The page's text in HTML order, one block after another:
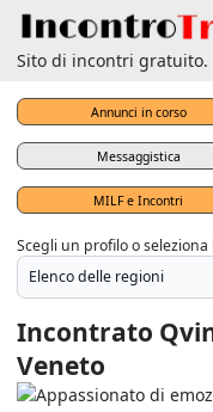
Sito di incontri gratuito.
Annunci in corso
Messaggistica
MILF e Incontri
Scegli un profilo o
Incontrato
Veneto